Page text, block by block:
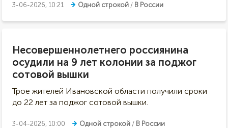
3-06-2026, 10:21 Одной строкой / В России
Несовершеннолетнего россиянина
осудили на 9 лет колонии за поджог
сотовой вышки
Трое жителей Ивановской области получили сроки
до 22 лет за поджог сотовой вышки.
3-04-2026, 10:00 Одной строкой / В России